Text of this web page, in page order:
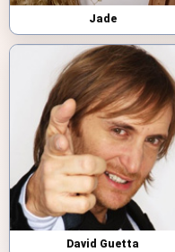
Jade
David Guetta